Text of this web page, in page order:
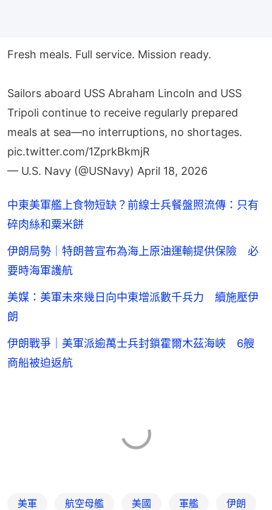
Fresh meals. Full service. Mission ready.
Sailors aboard USS Abraham Lincoln and USS
Tripoli continue to receive regularly prepared
meals at sea—no interruptions, no shortages.
pic.twitter.com/1ZprkBkmjR
— U.S. Navy (@USNavy) April 18, 2026
中東美軍艦上食物短缺？前線士兵餐盤照流傳：只有
碎肉絲和粟米餅
伊朗局勢｜特朗普宣布為海上原油運輸提供保險 必
要時海軍護航
美媒：美軍未來幾日向中東增派數千兵力 續施壓伊
朗
伊朗戰爭｜美軍派逾萬士兵封鎖霍爾木茲海峽 6艘
商船被迫返航
美軍 航空母艦 美國 軍艦 伊朗